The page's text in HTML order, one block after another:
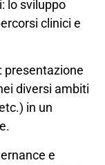
lo sviluppo
clinici e
presentazione
diversi ambiti
in un
e